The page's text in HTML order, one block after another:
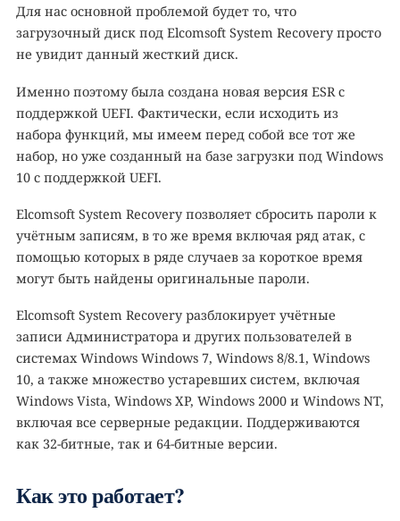
Для нас основной проблемой будет то, что
загрузочный диск под Elcomsoft System Recovery просто
не увидит данный жесткий диск.
Именно поэтому была создана новая версия ESR с
поддержкой UEFI. Фактически, если исходить из
набора функций, мы имеем перед собой все тот же
набор, но уже созданный на базе загрузки под Windows
10 с поддержкой UEFI.
Elcomsoft System Recovery позволяет сбросить пароли к
учётным записям, в то же время включая ряд атак, с
помощью которых в ряде случаев за короткое время
могут быть найдены оригинальные пароли.
Elcomsoft System Recovery разблокирует учётные
записи Администратора и других пользователей в
системах Windows Windows 7, Windows 8/8.1, Windows
10, а также множество устаревших систем, включая
Windows Vista, Windows XP, Windows 2000 и Windows NT,
включая все серверные редакции. Поддерживаются
как 32-битные, так и 64-битные версии.
Как это работает?